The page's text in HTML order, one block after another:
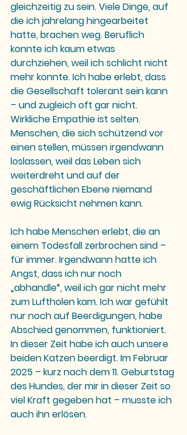
gleichzeitig zu sein. Viele Dinge, auf
die ich jahrelang hingearbeitet
hatte, brachen weg. Beruflich
konnte ich kaum etwas
durchziehen, weil ich schlicht nicht
mehr konnte. Ich habe erlebt, dass
die Gesellschaft tolerant sein kann
– und zugleich oft gar nicht.
Wirkliche Empathie ist selten.
Menschen, die sich schützend vor
einen stellen, müssen irgendwann
loslassen, weil das Leben sich
weiterdreht und auf der
geschäftlichen Ebene niemand
ewig Rücksicht nehmen kann.
Ich habe Menschen erlebt, die an
einem Todesfall zerbrochen sind –
für immer. Irgendwann hatte ich
Angst, dass ich nur noch
„abhandle“, weil ich gar nicht mehr
zum Luftholen kam. Ich war gefühlt
nur noch auf Beerdigungen, habe
Abschied genommen, funktioniert.
In dieser Zeit habe ich auch unsere
beiden Katzen beerdigt. Im Februar
2025 – kurz nach dem 11. Geburtstag
des Hundes, der mir in dieser Zeit so
viel Kraft gegeben hat – musste ich
auch ihn erlösen.